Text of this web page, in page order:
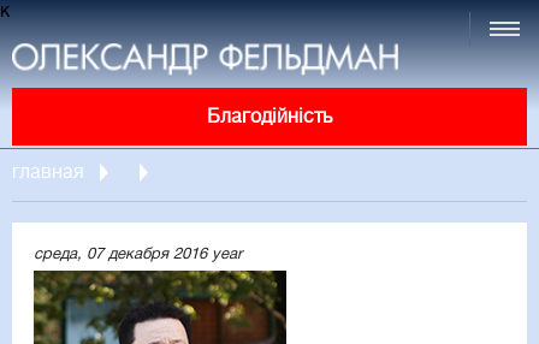
к
Благодійність
главная
среда, 07 декабря 2016 year